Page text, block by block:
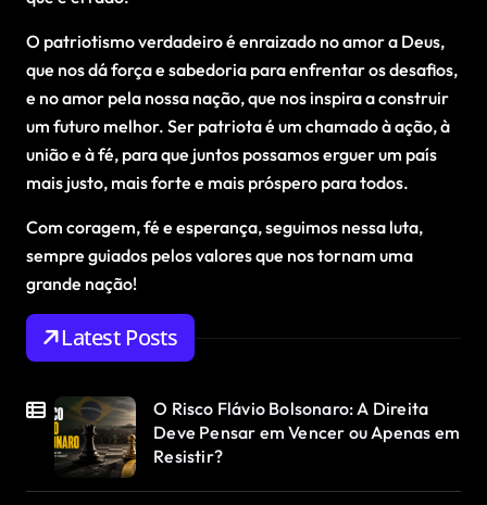
O patriotismo verdadeiro é enraizado no amor a Deus,
que nos dá força e sabedoria para enfrentar os desafios,
e no amor pela nossa nação, que nos inspira a construir
um futuro melhor. Ser patriota é um chamado à ação, à
união e à fé, para que juntos possamos erguer um país
mais justo, mais forte e mais próspero para todos.
Com coragem, fé e esperança, seguimos nessa luta,
sempre guiados pelos valores que nos tornam uma
grande nação!
Latest Posts
O Risco Flávio Bolsonaro: A Direita
Deve Pensar em Vencer ou Apenas em
Resistir?